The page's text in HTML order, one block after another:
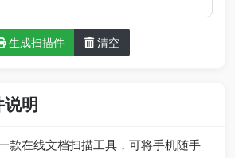
生成扫描件 清空
明
款在线文档扫描工具，可将手机随手